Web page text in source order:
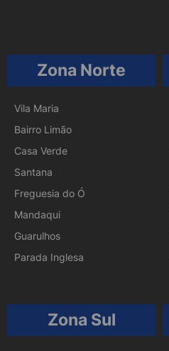
Zona Norte
Vila Maria
Bairro Limão
Casa Verde
Santana
Freguesia do Ó
Mandaqui
Guarulhos
Parada Inglesa
Zona Sul